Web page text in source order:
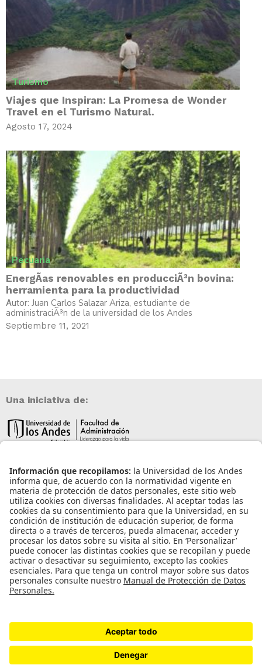
Turismo
Viajes que Inspiran: La Promesa de Wonder
Travel en el Turismo Natural.
Agosto 17, 2024
Pecuaria
EnergÃ­as renovables en producciÃ³n bovina:
herramienta para la productividad
Autor: Juan Carlos Salazar Ariza, estudiante de
administraciÃ³n de la universidad de los Andes
Septiembre 11, 2021
Una iniciativa de:
Información de contacto
info@aneia.edu.co
Bogotá, Colombia
Enlaces de interés
Iniciar sesión
Política de tratamiento de datos personales
Contacto
Universidad de los Andes | Vigilada Mineducación
Reconocimiento como Universidad: Decreto 1297 del 30 de mayo de 1964.
Reconocimiento personería jurídica: Resolución 28 del 23 de febrero de 1949